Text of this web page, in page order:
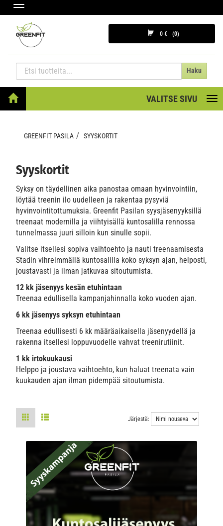
Navigaatio
0 € 0
Haku
VALITSE SIVU
GREENFIT PASILA SYYSKORTIT
Syyskortit
Syksy on täydellinen aika panostaa omaan hyvinvointiin,
löytää treenin ilo uudelleen ja rakentaa pysyviä
hyvinvointitottumuksia. Greenfit Pasilan syysjäsenyyksillä
treenaat modernilla ja viihtyisällä kuntosalilla rennossa
tunnelmassa juuri silloin kun sinulle sopii.
Valitse itsellesi sopiva vaihtoehto ja nauti treenaamisesta
Stadin vihreimmällä kuntosalilla koko syksyn ajan, helposti,
joustavasti ja ilman jatkuvaa sitoutumista.
12 kk jäsenyys kesän etuhintaan
Treenaa edullisella kampanjahinnalla koko vuoden ajan.
6 kk jäsenyys syksyn etuhintaan
Treenaa edullisesti 6 kk määräaikaisella jäsenyydellä ja
rakenna itsellesi loppuvuodelle vahvat treenirutiinit.
1 kk irtokuukausi
Helppo ja joustava vaihtoehto, kun haluat treenata vain
kuukauden ajan ilman pidempää sitoutumista.
Järjestä: